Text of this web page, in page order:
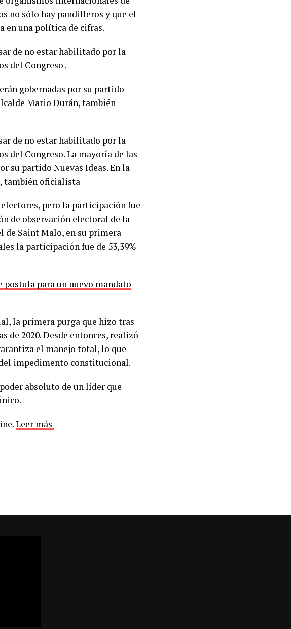
no sólo hay pandilleros y que el
en una política de cifras.
de no estar habilitado por la
del Congreso .
gobernadas por su partido
Mario Durán, también
de no estar habilitado por la
del Congreso. La mayoría de las
su partido Nuevas Ideas. En la
también oficialista
pero la participación fue
de observación electoral de la
de Saint Malo, en su primera
la participación fue de 53,39%
para un nuevo mandato
la primera purga que hizo tras
2020. Desde entonces, realizó
el manejo total, lo que
impedimento constitucional.
absoluto de un líder que
Leer más